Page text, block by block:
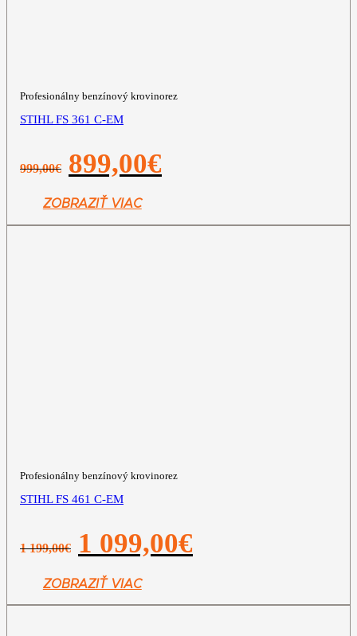
Profesionálny benzínový krovinorez
STIHL FS 361 C-EM
999,00€
Pôvodná
cena
999,00€.
899,00€
ZOBRAZIŤ VIAC
Profesionálny benzínový krovinorez
STIHL FS 461 C-EM
1 199,00€
Pôvodná
cena
1
199,00€.
1 099,00€
ZOBRAZIŤ VIAC